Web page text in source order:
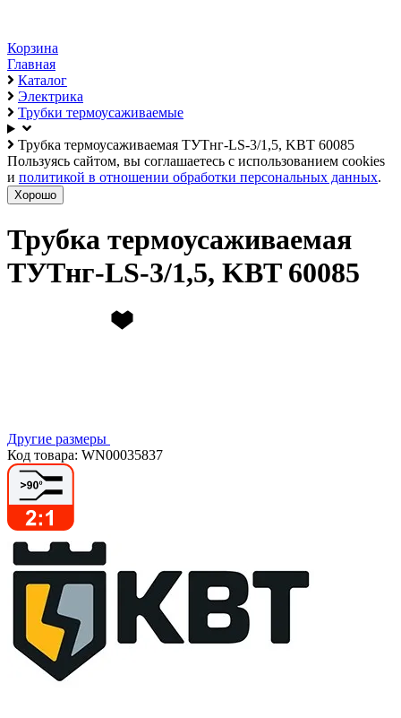
Корзина
Главная
Каталог
Электрика
Трубки термоусаживаемые
Трубка термоусаживаемая ТУТнг-LS-3/1,5, KBT 60085
Пользуясь сайтом, вы соглашаетесь с использованием cookies
и политикой в отношении обработки персональных данных.
Хорошо
Трубка термоусаживаемая
ТУТнг-LS-3/1,5, KBT 60085
Другие размеры
Код товара: WN00035837